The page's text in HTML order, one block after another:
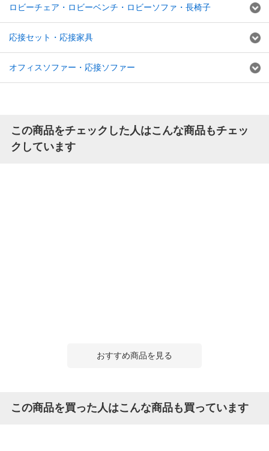
ロビーチェア・ロビーベンチ・ロビーソファ・長椅子
応接セット・応接家具
オフィスソファー・応接ソファー
この商品をチェックした人はこんな商品もチェッ
クしています
おすすめ商品を見る
この商品を買った人はこんな商品も買っています